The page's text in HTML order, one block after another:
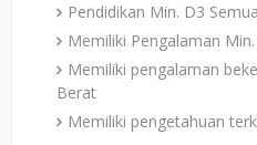
Pendidikan Min. D3
Memiliki Pengalaman
Memiliki pengalaman
Berat
Memiliki pengetahuan